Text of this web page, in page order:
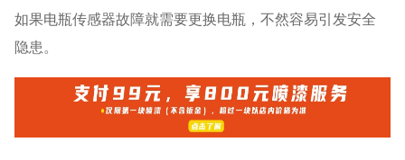
如果电瓶传感器故障就需要更换电瓶，不然容易引发安全
隐患。